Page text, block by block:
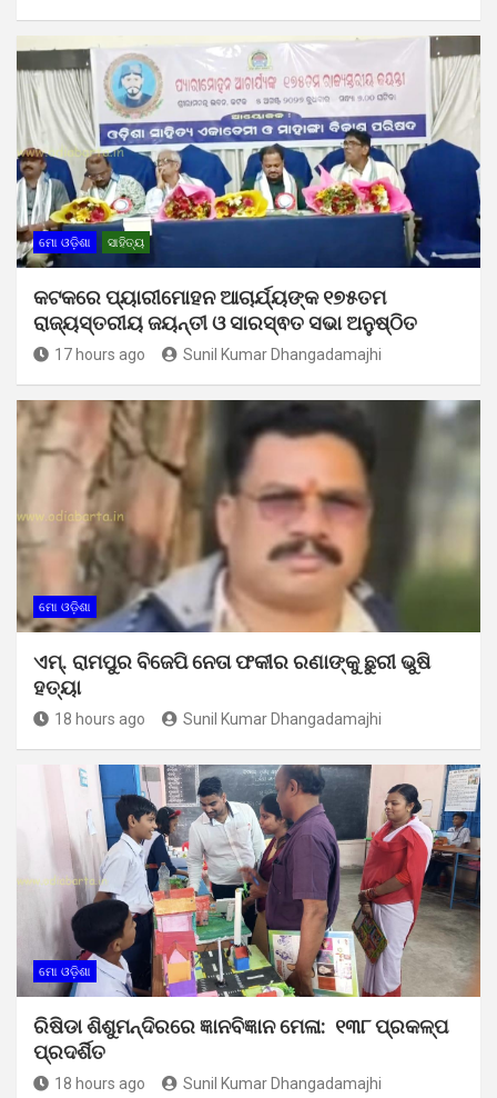
ମୋ ଓଡ଼ିଶା ସାହିତ୍ୟ
କଟକରେ ପ୍ୟାରୀମୋହନ ଆଚାର୍ଯ୍ୟଙ୍କ ୧୭୫ତମ
ରାଜ୍ୟସ୍ତରୀୟ ଜୟନ୍ତୀ ଓ ସାରସ୍ଵତ ସଭା ଅନୁଷ୍ଠିତ
17 hours ago Sunil Kumar Dhangadamajhi
ମୋ ଓଡ଼ିଶା
ଏମ୍. ରାମପୁର ବିଜେପି ନେତା ଫକୀର ରଣାଙ୍କୁ ଛୁରୀ ଭୁଷି
ହତ୍ୟା
18 hours ago Sunil Kumar Dhangadamajhi
ମୋ ଓଡ଼ିଶା
ରିଷିଡା ଶିଶୁମନ୍ଦିରରେ ଜ୍ଞାନବିଜ୍ଞାନ ମେଳା: ୧୩୮ ପ୍ରକଳ୍ପ
ପ୍ରଦର୍ଶିତ
18 hours ago Sunil Kumar Dhangadamajhi